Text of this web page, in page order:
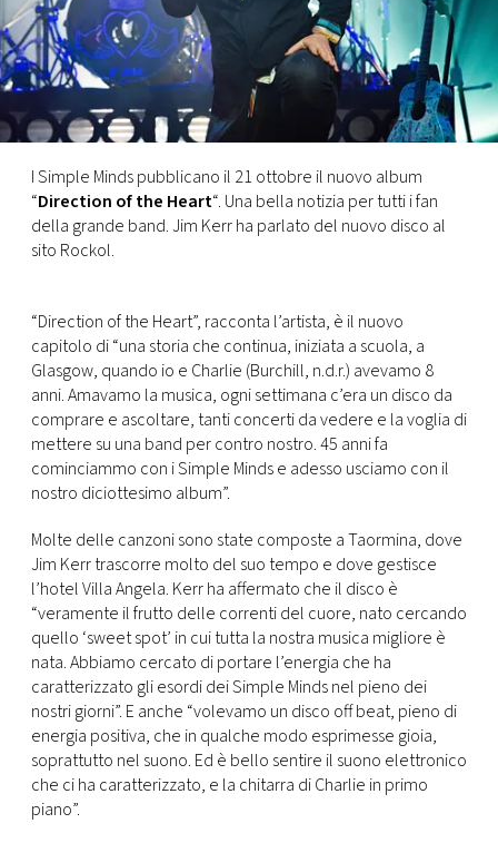
VIDEO
TV
PRINCIPATO
DI
MONACO
RMC
I Simple Minds pubblicano il 21 ottobre il nuovo album
“Direction of the Heart“. Una bella notizia per tutti i fan
della grande band. Jim Kerr ha parlato del nuovo disco al
sito Rockol.
“Direction of the Heart”, racconta l’artista, è il nuovo
capitolo di “una storia che continua, iniziata a scuola, a
Glasgow, quando io e Charlie (Burchill, n.d.r.) avevamo 8
anni. Amavamo la musica, ogni settimana c’era un disco da
comprare e ascoltare, tanti concerti da vedere e la voglia di
mettere su una band per contro nostro. 45 anni fa
cominciammo con i Simple Minds e adesso usciamo con il
nostro diciottesimo album”.
Molte delle canzoni sono state composte a Taormina, dove
Jim Kerr trascorre molto del suo tempo e dove gestisce
l’hotel Villa Angela. Kerr ha affermato che il disco è
“veramente il frutto delle correnti del cuore, nato cercando
quello ‘sweet spot’ in cui tutta la nostra musica migliore è
nata. Abbiamo cercato di portare l’energia che ha
caratterizzato gli esordi dei Simple Minds nel pieno dei
nostri giorni”. E anche “volevamo un disco off beat, pieno di
energia positiva, che in qualche modo esprimesse gioia,
soprattutto nel suono. Ed è bello sentire il suono elettronico
che ci ha caratterizzato, e la chitarra di Charlie in primo
piano”.